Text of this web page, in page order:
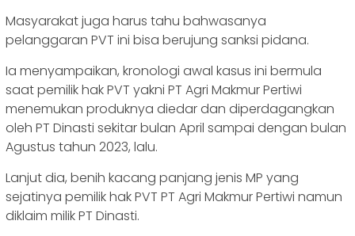
Masyarakat juga harus tahu bahwasanya
pelanggaran PVT ini bisa berujung sanksi pidana.
Ia menyampaikan, kronologi awal kasus ini bermula
saat pemilik hak PVT yakni PT Agri Makmur Pertiwi
menemukan produknya diedar dan diperdagangkan
oleh PT Dinasti sekitar bulan April sampai dengan bulan
Agustus tahun 2023, lalu.
Lanjut dia, benih kacang panjang jenis MP yang
sejatinya pemilik hak PVT PT Agri Makmur Pertiwi namun
diklaim milik PT Dinasti.